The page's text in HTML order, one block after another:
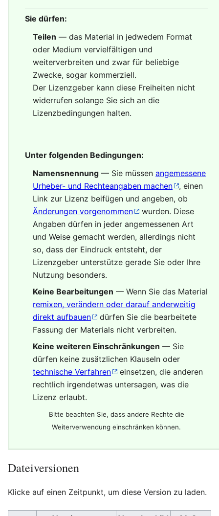
Sie dürfen:
Teilen — das Material in jedwedem Format
oder Medium vervielfältigen und
weiterverbreiten und zwar für beliebige
Zwecke, sogar kommerziell.
Der Lizenzgeber kann diese Freiheiten nicht
widerrufen solange Sie sich an die
Lizenzbedingungen halten.
Unter folgenden Bedingungen:
Namensnennung — Sie müssen angemessene
Urheber- und Rechteangaben machen
, einen
Link zur Lizenz beifügen und angeben, ob
Änderungen vorgenommen
wurden. Diese
Angaben dürfen in jeder angemessenen Art
und Weise gemacht werden, allerdings nicht
so, dass der Eindruck entsteht, der
Lizenzgeber unterstütze gerade Sie oder Ihre
Nutzung besonders.
Keine Bearbeitungen — Wenn Sie das Material
remixen, verändern oder darauf anderweitig
direkt aufbauen
dürfen Sie die bearbeitete
Fassung der Materials nicht verbreiten.
Keine weiteren Einschränkungen — Sie
dürfen keine zusätzlichen Klauseln oder
technische Verfahren
einsetzen, die anderen
rechtlich irgendetwas untersagen, was die
Lizenz erlaubt.
Bitte beachten Sie, dass andere Rechte die
Weiterverwendung einschränken können.
Dateiversionen
Klicke auf einen Zeitpunkt, um diese Version zu laden.